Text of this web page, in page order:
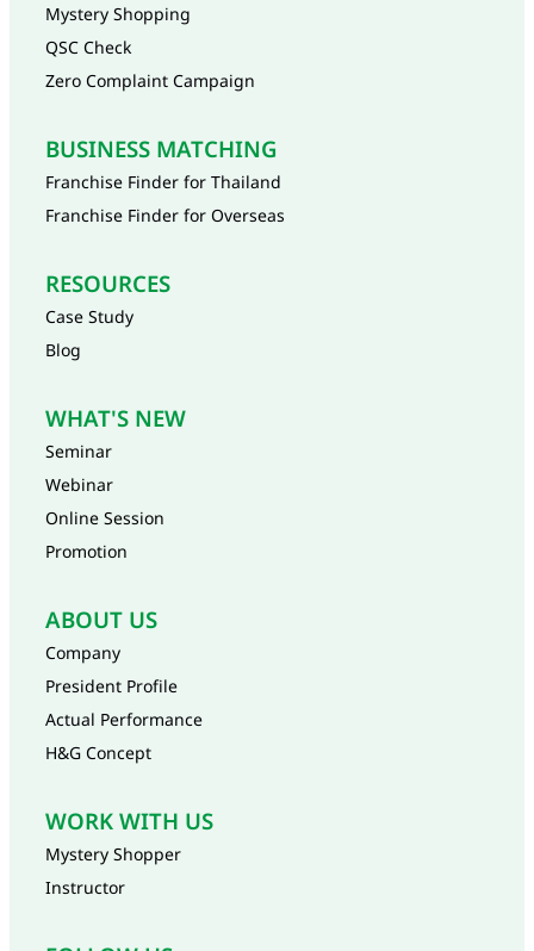
Mystery Shopping
QSC Check
Zero Complaint Campaign
BUSINESS MATCHING
Franchise Finder for Thailand
Franchise Finder for Overseas
RESOURCES
Case Study
Blog
WHAT'S NEW
Seminar
Webinar
Online Session
Promotion
ABOUT US
Company
President Profile
Actual Performance
H&G Concept
WORK WITH US
Mystery Shopper
Instructor